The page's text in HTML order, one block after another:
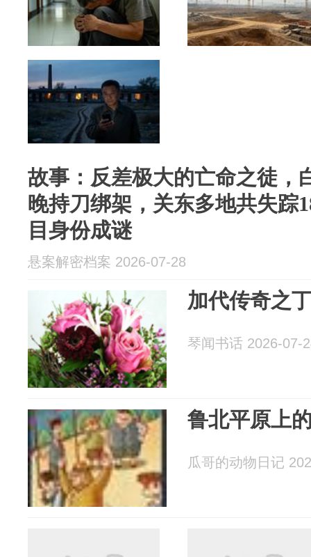
故事：反差极大的亡命之徒，
晚持刀绑架，关东多地共失踪
目身份成谜
悬案解密档案 2026-07-28
加代传奇之
琴闻书话 2026-07-
鲁北平原上
瓜哥的动物日记